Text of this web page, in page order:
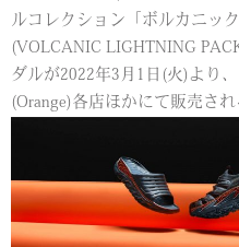
ルコレクション「ボルカニッ
(VOLCANIC LIGHTNING
ダルが2022年3月1日(火)より
(Orange)各店ほかにて販売され